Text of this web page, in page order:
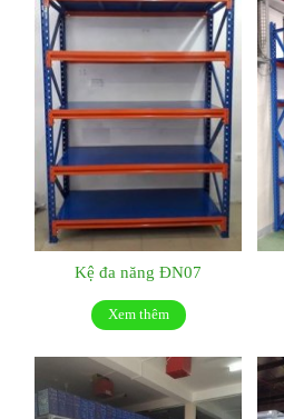
Kệ đa năng ĐN07
Xem thêm